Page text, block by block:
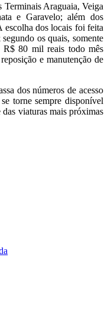
Terminais Araguaia, Veiga
e Garavelo; além dos
escolha dos locais foi feita
os quais, somente
R$ 80 mil reais todo mês
e manutenção de
dos números de acesso
torne sempre disponível
viaturas mais próximas